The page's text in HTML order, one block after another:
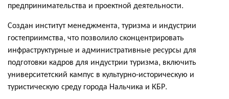
предпринимательства и проектной деятельности.
Создан институт менеджмента, туризма и индустрии
гостеприимства, что позволило сконцентрировать
инфраструктурные и административные ресурсы для
подготовки кадров для индустрии туризма, включить
университетский кампус в культурно-историческую и
туристическую среду города Нальчика и КБР.